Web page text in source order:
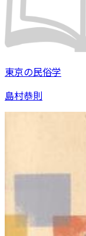
東京の民俗学
島村恭則